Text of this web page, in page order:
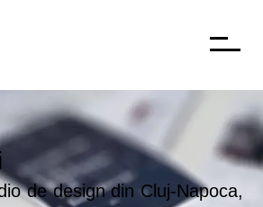
de design din Cluj-Napoca,